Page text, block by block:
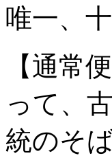
唯一、
【通常
って、
統のそ